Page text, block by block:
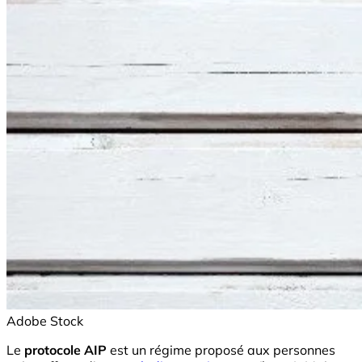
Adobe Stock
Le protocole AIP est un régime proposé aux personnes